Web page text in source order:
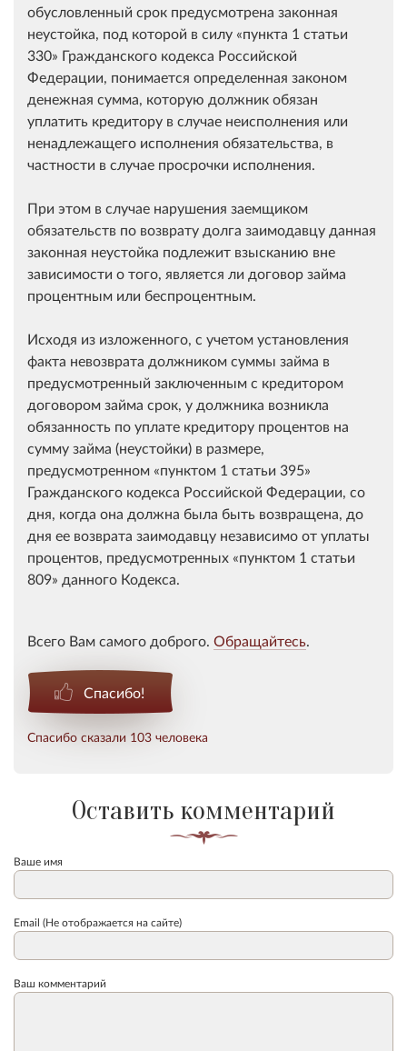
обусловленный срок предусмотрена законная
неустойка, под которой в силу
пункта 1 статьи
330
Гражданского кодекса Российской
Федерации, понимается определенная законом
денежная сумма, которую должник обязан
уплатить кредитору в случае неисполнения или
ненадлежащего исполнения обязательства, в
частности в случае просрочки исполнения.
При этом в случае нарушения заемщиком
обязательств по возврату долга заимодавцу данная
законная неустойка подлежит взысканию вне
зависимости о того, является ли договор займа
процентным или беспроцентным.
Исходя из изложенного, с учетом установления
факта невозврата должником суммы займа в
предусмотренный заключенным с кредитором
договором займа срок, у должника возникла
обязанность по уплате кредитору процентов на
сумму займа (неустойки) в размере,
предусмотренном
пунктом 1 статьи 395
Гражданского кодекса Российской Федерации, со
дня, когда она должна была быть возвращена, до
дня ее возврата заимодавцу независимо от уплаты
процентов, предусмотренных
пунктом 1 статьи
809
данного Кодекса.
Всего Вам самого доброго. Обращайтесь.
Спасибо!
Спасибо сказали 103 человека
Оставить комментарий
Ваше имя
Email (Не отображается на сайте)
Ваш комментарий